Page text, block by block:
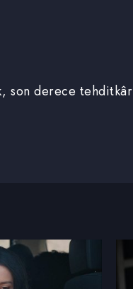
son derece tehditkâr